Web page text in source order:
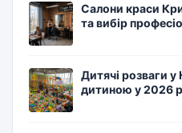
Салони краси
та вибір
Дитячі розваги у
дитиною у 2026